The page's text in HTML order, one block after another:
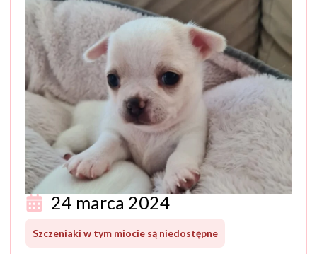
24 marca 2024
Szczeniaki w tym miocie są niedostępne